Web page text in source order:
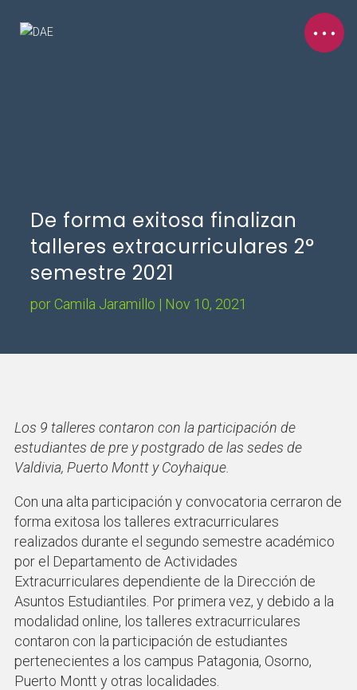
De forma exitosa finalizan
talleres extracurriculares 2°
semestre 2021
por Camila Jaramillo | Nov 10, 2021
Los 9 talleres contaron con la participación de
estudiantes de pre y postgrado de las sedes de
Valdivia, Puerto Montt y Coyhaique.
Con una alta participación y convocatoria cerraron de
forma exitosa los talleres extracurriculares
realizados durante el segundo semestre académico
por el Departamento de Actividades
Extracurriculares dependiente de la Dirección de
Asuntos Estudiantiles. Por primera vez, y debido a la
modalidad online, los talleres extracurriculares
contaron con la participación de estudiantes
pertenecientes a los campus Patagonia, Osorno,
Puerto Montt y otras localidades.